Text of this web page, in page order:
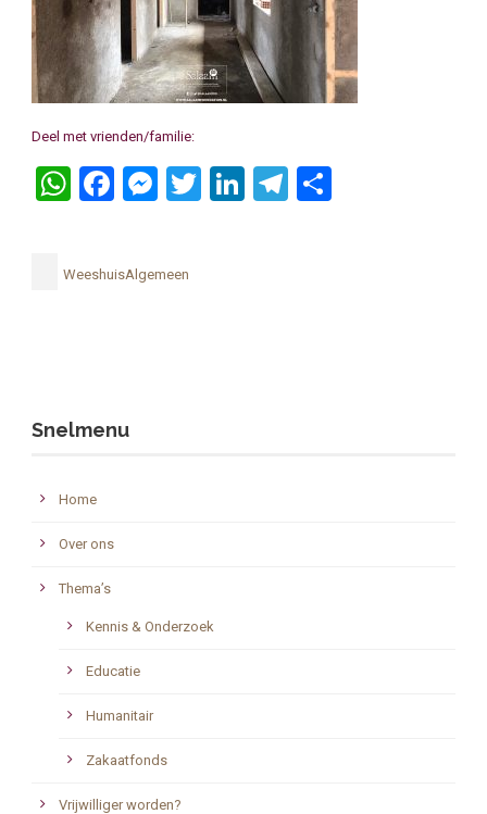
Deel met vrienden/familie:
WhatsApp
Facebook
Messenger
Twitter
LinkedIn
Telegram
WeeshuisAlgemeen
Snelmenu
Home
Over ons
Thema’s
Kennis & Onderzoek
Educatie
Humanitair
Zakaatfonds
Vrijwilliger worden?